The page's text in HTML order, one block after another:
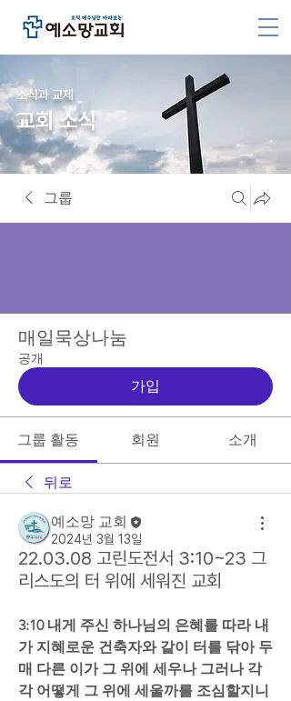
소식과 교제
교회 소식
그룹
매일묵상나눔
공개
가입
그룹 활동 회원 소개
뒤로
예소망 교회
2024년 3월 13일
22.03.08 고린도전서 3:10~23 그
리스도의 터 위에 세워진 교회
3:10 내게 주신 하나님의 은혜를 따라 내
가 지혜로운 건축자와 같이 터를 닦아 두
매 다른 이가 그 위에 세우나 그러나 각
각 어떻게 그 위에 세울까를 조심할지니